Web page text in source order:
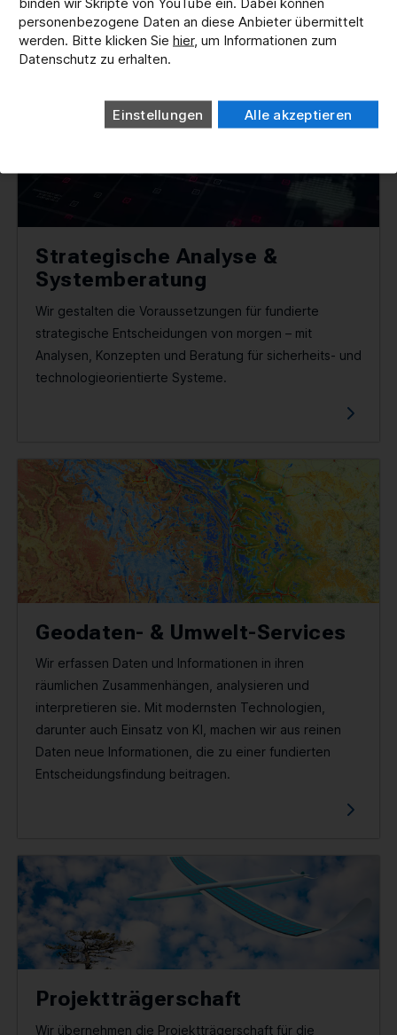
Strategische Analyse &
Systemberatung
Wir gestalten die Voraussetzungen für fundierte
strategische Entscheidungen von morgen – mit
Analysen, Konzepten und Beratung für sicherheits- und
technologie­orientierte Systeme.
Geodaten- & Umwelt-Services
Wir erfassen Daten und Informationen in ihren
räumlichen Zusammenhängen, analysieren und
interpretieren sie. Mit modernsten Technologien,
darunter auch Einsatz von KI, machen wir aus reinen
Daten neue Informationen, die zu einer fundierten
Entscheidungsfindung beitragen.
Projektträgerschaft
Wir übernehmen die Projektträgerschaft für die
personenbezogene Daten an diese Anbieter übermittelt
werden. Bitte klicken Sie hier, um Informationen zum
Datenschutz zu erhalten.
Einstellungen Alle akzeptieren